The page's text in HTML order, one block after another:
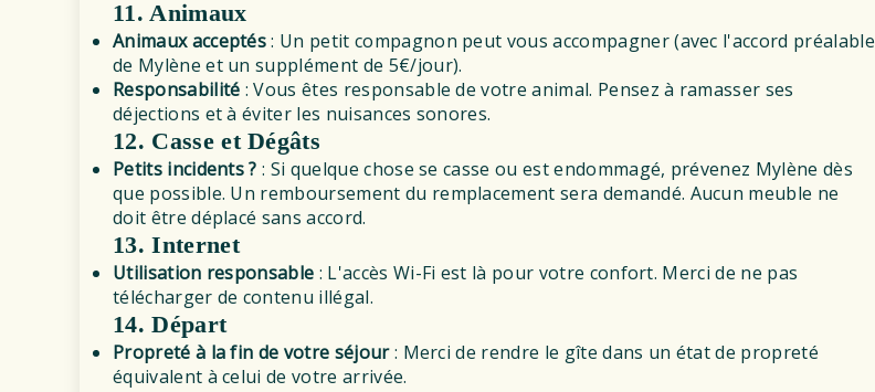
11. Animaux
Animaux acceptés: Un petit compagnon peut vous accompagner (avec l'accord préalable
de Mylène et un supplément de 5€/jour).
Responsabilité : Vous êtes responsable de votre animal. Pensez à ramasser ses
déjections et à éviter les nuisances sonores.
12. Casse et Dégâts
Petits incidents ? : Si quelque chose se casse ou est endommagé, prévenez Mylène dès
que possible. Un remboursement du remplacement sera demandé. Aucun meuble ne
doit être déplacé sans accord.
13. Internet
Utilisation responsable : L'accès Wi-Fi est là pour votre confort. Merci de ne pas
télécharger de contenu illégal.
14. Départ
Propreté à la fin de votre séjour: Merci de rendre le gîte dans un état de propreté
équivalent à celui de votre arrivée.